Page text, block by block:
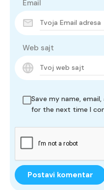
Email
Web sajt
Save my name,
for the next time I